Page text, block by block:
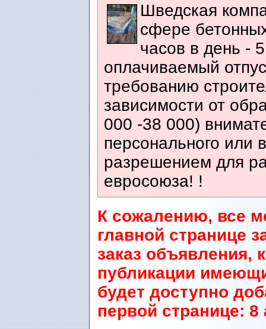
Шведская
сфере
часов в день -
оплачиваемый
требованию
зависимости от
000 -38 000)
персонального или
разрешением для
евросоюза! !
К сожалению, все
главной странице
заказ объявления,
публикации
будет доступно
первой странице: 8